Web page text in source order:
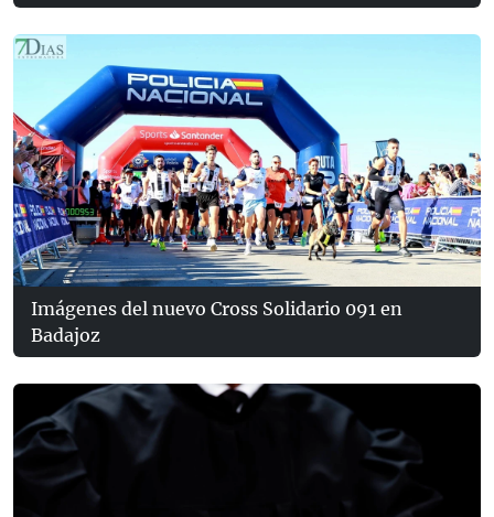
Imágenes del nuevo Cross Solidario 091 en
Badajoz